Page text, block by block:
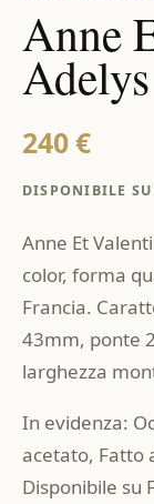
Anne
240 €
DISPONIBILE
Anne Et
color, forma
Francia.
43mm, ponte
larghezza
In evidenza:
acetato, Fatto
Disponibile su